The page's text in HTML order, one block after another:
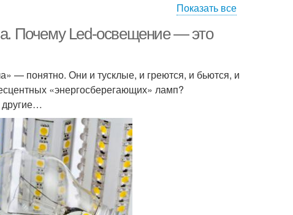
Показать все
Почему Led-освещение — это
— понятно. Они и тусклые, и греются, и бьются, и
«энергосберегающих» ламп?
другие…